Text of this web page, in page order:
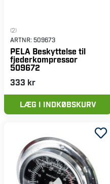
(2)
ARTNR: 509673
PELA Beskyttelse til
fjederkompressor
509672
333 kr
LÆG I INDKØBSKURV